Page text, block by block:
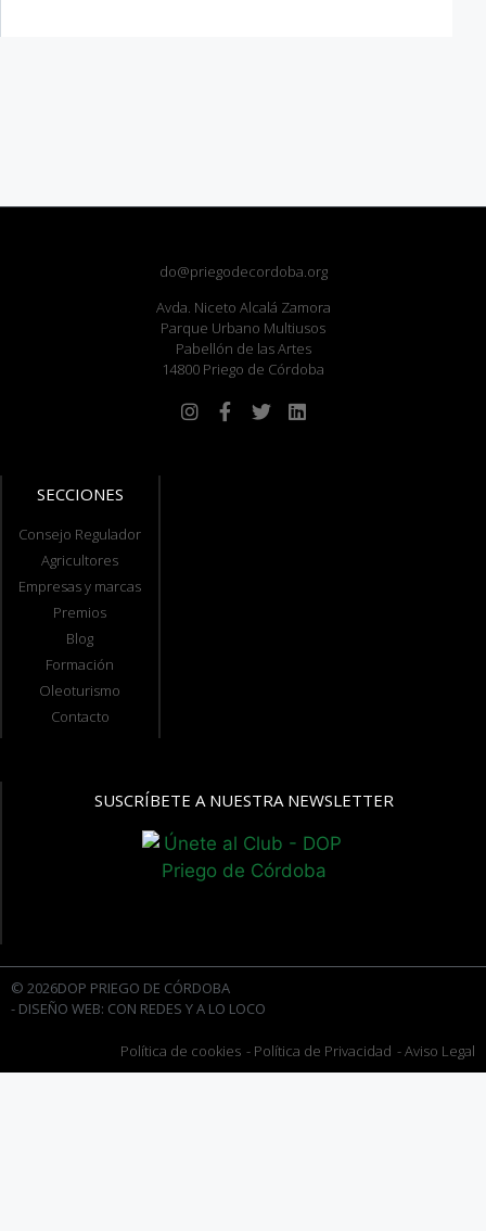
do@priegodecordoba.org
Avda. Niceto Alcalá Zamora
Parque Urbano Multiusos
Pabellón de las Artes
14800 Priego de Córdoba
SECCIONES
Consejo Regulador
Agricultores
Empresas y marcas
Premios
Blog
Formación
Oleoturismo
Contacto
SUSCRÍBETE A NUESTRA NEWSLETTER
© 2026DOP PRIEGO DE CÓRDOBA
- DISEÑO WEB: CON REDES Y A LO LOCO
Política de cookies - Política de Privacidad - Aviso Legal